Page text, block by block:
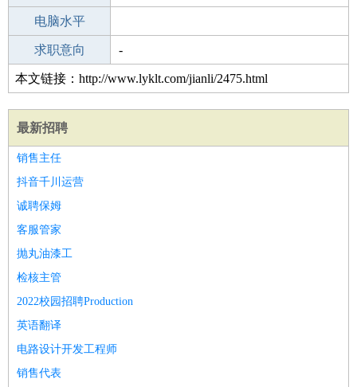
微信号码
电脑水平
外语水平
求职意向 -
本文链接：http://www.lyklt.com/jianli/2475.html
最新招聘
销售主任
抖音千川运营
诚聘保姆
客服管家
抛丸油漆工
检核主管
2022校园招聘Production
英语翻译
电路设计开发工程师
销售代表